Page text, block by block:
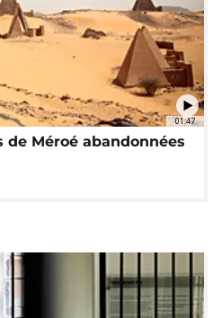
01:47
de Méroé abandonnées